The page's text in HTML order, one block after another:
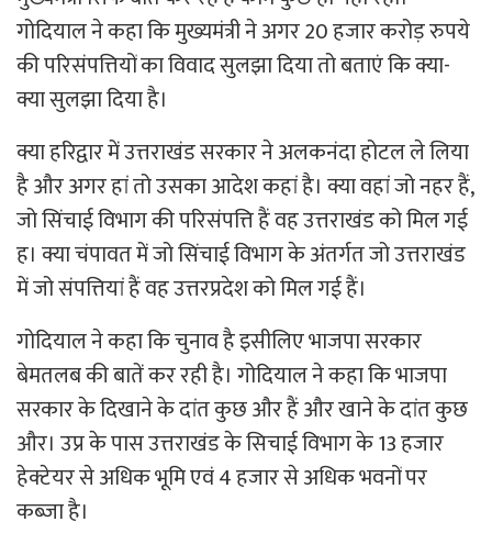
गोदियाल ने कहा कि मुख्यमंत्री ने अगर 20 हजार करोड़ रुपये
की परिसंपत्तियों का विवाद सुलझा दिया तो बताएं कि क्या-
क्या सुलझा दिया है।
क्या हरिद्वार में उत्तराखंड सरकार ने अलकनंदा होटल ले लिया
है और अगर हां तो उसका आदेश कहां है। क्या वहां जो नहर हैं,
जो सिंचाई विभाग की परिसंपत्ति हैं वह उत्तराखंड को मिल गई
ह। क्या चंपावत में जो सिंचाई विभाग के अंतर्गत जो उत्तराखंड
में जो संपत्तियां हैं वह उत्तरप्रदेश को मिल गई हैं।
गोदियाल ने कहा कि चुनाव है इसीलिए भाजपा सरकार
बेमतलब की बातें कर रही है। गोदियाल ने कहा कि भाजपा
सरकार के दिखाने के दांत कुछ और हैं और खाने के दांत कुछ
और। उप्र के पास उत्तराखंड के सिचाई विभाग के 13 हजार
हेक्टेयर से अधिक भूमि एवं 4 हजार से अधिक भवनों पर
कब्जा है।